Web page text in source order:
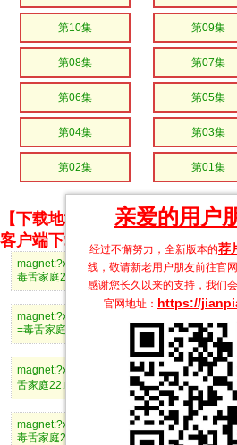
亲爱的用户
经过不懈努力，全新版本的荐
线，敬请新老用户朋友前往官
感谢您长久以来的支持，我们
官网地址： https://
第10集 第09集
第08集 第07集
第06集 第05集
第04集 第03集
第02集 第01集
【下载地址】magnet推荐使用
客户端下载
毒舌家庭24.mp4
=毒舌家庭23.mp4
舌家庭22.mp4
毒舌家庭21.mp4